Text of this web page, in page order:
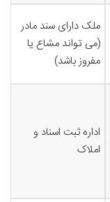
ملک دارای سند مادر
(می تواند مشاع یا
مفروز باشد)
اداره ثبت اسناد و
املاک